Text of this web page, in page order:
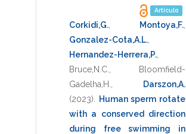
Artículo
Corkidi,G. Montoya,F.
Gonzalez-Cota,A.L.
Hernandez-Herrera,P.
Bruce,N.C.
Bloomfield-
Gadelha,H.
Darszon,A.
(2023)
Human sperm rotate
with a conserved direction
during free swimming in